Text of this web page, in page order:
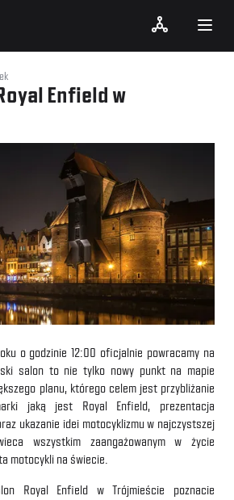
Enfield w
o godzinie 12:00 oficjalnie powracamy na
salon to nie tylko nowy punkt na mapie
planu, którego celem jest przybliżanie
jaką jest Royal Enfield, prezentacja
ukazanie idei motocyklizmu w najczystszej
wszystkim zaangażowanym w życie
motocykli na świecie.
Royal Enfield w Trójmieście poznacie